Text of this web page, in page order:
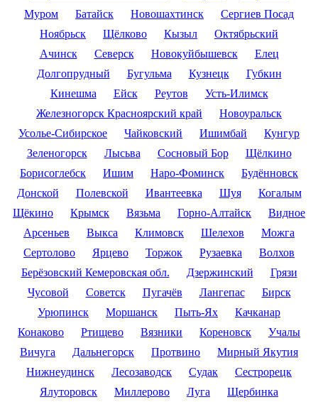
Муром
Батайск Новошахтинск
Сергиев Посад
Ноябрьск
Щёлково Кызыл
Октябрьский
Ачинск
Северск Новокуйбышевск
Елец
Долгопрудный
Бугульма Кузнецк
Губкин
Кинешма
Ейск Реутов
Усть-Илимск
Железногорск Красноярский край
Новоуральск
Усолье-Сибирское
Чайковский Ишимбай
Кунгур
Зеленогорск
Лысьва Сосновый Бор
Щёлкино
Борисоглебск
Ишим Наро-Фоминск
Будённовск
Донской
Полевской Ивантеевка Шуя
Когалым
Щёкино
Крымск Вязьма Горно-Алтайск
Видное
Арсеньев
Выкса Климовск Шелехов
Можга
Сертолово
Ярцево Торжок Рузаевка
Волхов
Берёзовский Кемеровская обл.
Дзержинский
Грязи
Чусовой
Советск Пугачёв Лангепас
Бирск
Урюпинск
Моршанск Пыть-Ях
Качканар
Конаково
Ртищево Вязники Кореновск
Учалы
Вичуга
Дальнегорск Протвино
Мирный Якутия
Нижнеудинск
Лесозаводск Судак
Сестрорецк
Ялуторовск
Миллерово Луга
Щербинка